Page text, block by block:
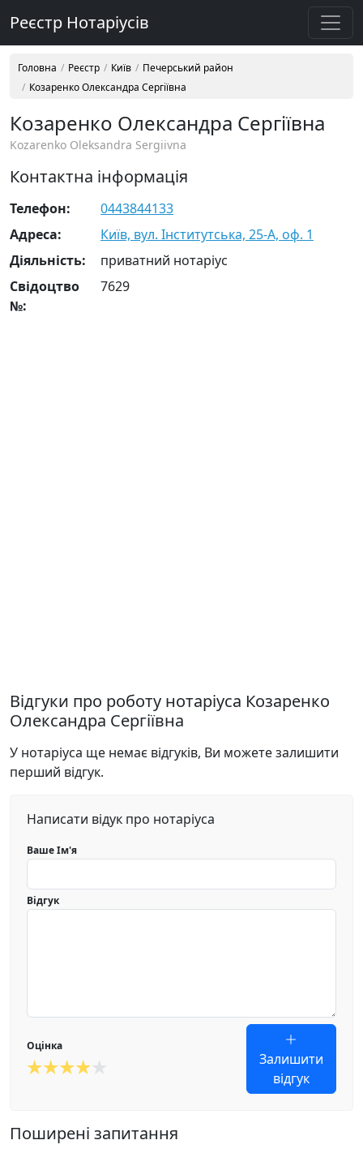
Реєстр Нотаріусів
Головна Реєстр Київ
Печерський район
Козаренко Олександра Сергіївна
Козаренко Олександра Сергіївна
Kozarenko Oleksandra Sergiivna
Контактна інформація
Телефон:
0443844133
Адреса:
Київ, вул. Інститутська, 25-А, оф. 1
Діяльність:
приватний нотаріус
Свідоцтво
№:
7629
Відгуки про роботу нотаріуса Козаренко
Олександра Сергіївна
У нотаріуса ще немає відгуків, Ви можете залишити
перший відгук.
Написати відук про нотаріуса
Ваше Ім'я
Відгук
Оцінка
Залишити
відгук
Поширені запитання